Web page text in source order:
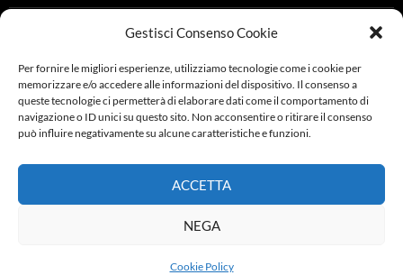
Gestisci Consenso Cookie
Per fornire le migliori esperienze, utilizziamo tecnologie come i cookie per
memorizzare e/o accedere alle informazioni del dispositivo. Il consenso a
queste tecnologie ci permetterà di elaborare dati come il comportamento di
navigazione o ID unici su questo sito. Non acconsentire o ritirare il consenso
può influire negativamente su alcune caratteristiche e funzioni.
ACCETTA
NEGA
Cookie Policy
Giugno 2021
Febbraio 2021